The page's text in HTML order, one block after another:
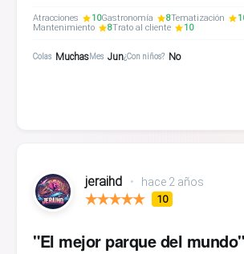
Atracciones 10Gastronomía 8Tematización
Mantenimiento
8Trato al cliente 10
Colas MuchasMes Jun¿Con niños? No
jeraihd • hace 2 años
10
"El mejor parque del mundo"